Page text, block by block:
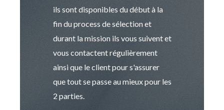
ils sont disponibles du début à la
fin du process de sélection et
durant la mission ils vous suivent et
vous contactent régulièrement
ainsi que le client pour s'assurer
que tout se passe au mieux pour les
2 parties.